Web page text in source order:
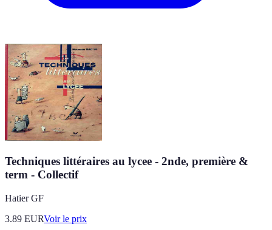
Techniques littéraires au lycee - 2nde, première &
term - Collectif
Hatier GF
3.89 EURVoir le prix